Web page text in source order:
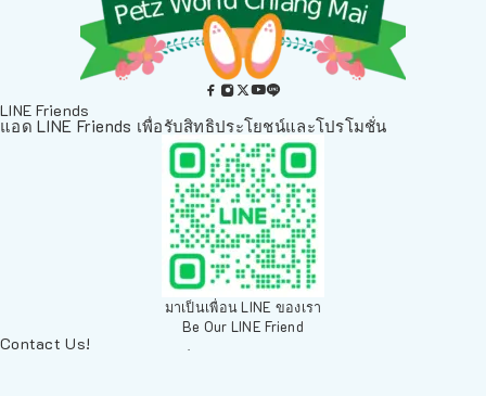
LINE Friends
แอด LINE Friends เพื่อรับสิทธิประโยชน์และโปรโมชั่น
มาเป็นเพื่อน LINE ของเรา
Be Our LINE Friend
Contact Us!